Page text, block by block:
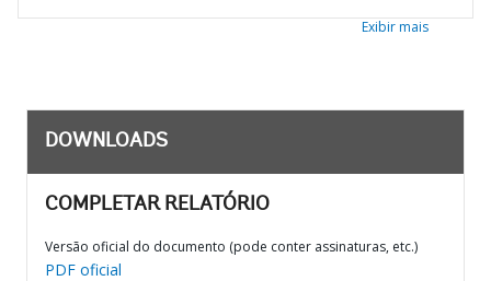
Exibir mais
DOWNLOADS
COMPLETAR RELATÓRIO
Versão oficial do documento (pode conter assinaturas, etc.)
PDF oficial